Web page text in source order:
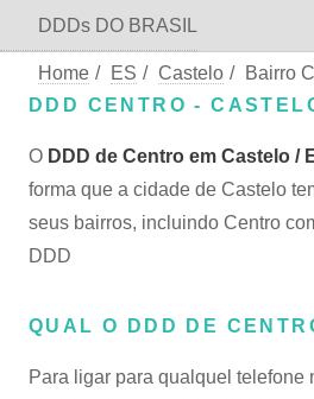
DDDs DO BRASIL
Home / ES / Castelo /
Bairro
DDD CENTRO -
O DDD de Centro em Castelo /
forma que a cidade de Castelo
seus bairros, incluindo Centro
DDD
QUAL O DDD DE
Para ligar para qualquel telefone